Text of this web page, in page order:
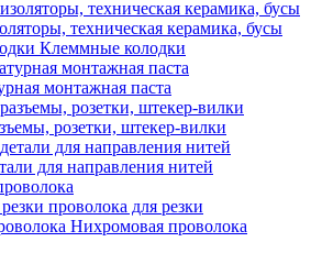
техническая керамика, бусы
Клеммные колодки
монтажная паста
розетки, штекер-вилки
для направления нитей
проволока для резки
Нихромовая проволока